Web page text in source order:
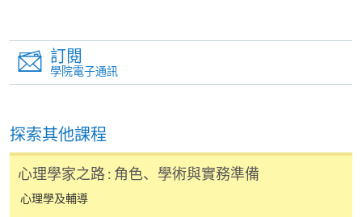
程完結後寄出。
有關香港大學專業進修學院Summer School 的取錄方
Summer School 網頁
訂閱
學院電子通訊
探索其他課程
心理學家之路 : 角色、學術與實務準備
心理學及輔導